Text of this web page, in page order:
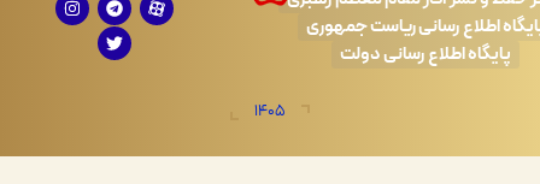
رسانی ریاست جمهوری
اطلاع رسانی دولت